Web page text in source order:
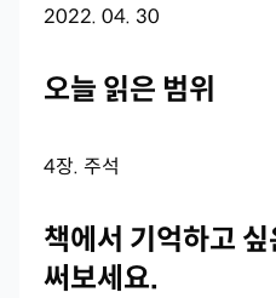
2022. 04. 30
오늘 읽은 범위
4장. 주석
책에서 기억하고
써보세요.